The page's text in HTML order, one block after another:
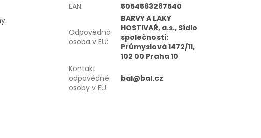
EAN: 5054563287540
Odpovědná
osoba v EU:
BARVY A LAKY
HOSTIVAŘ, a.s., Sídlo
společnosti:
Průmyslová 1472/11,
102 00 Praha 10
Kontakt
odpovědné
osoby v EU:
bal@bal.cz